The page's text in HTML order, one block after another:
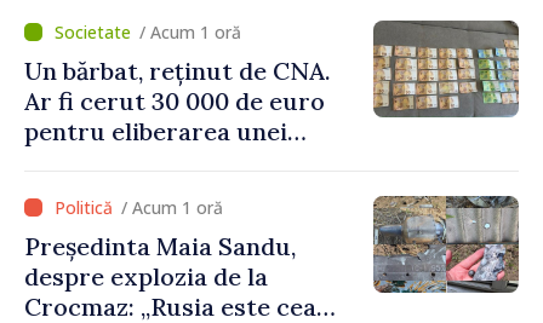
în procesul de integrare
europeană”/ Acum 1 oră
Un bărbat, reținut de CNA.
Ar fi cerut 30 000 de euro
pentru eliberarea unei
/ Acum 1 oră
Președinta Maia Sandu,
despre explozia de la
Crocmaz: „Rusia este cea